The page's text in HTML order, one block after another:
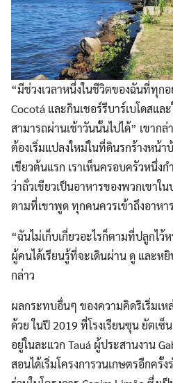
“มีช่วงเวลาหนึ่งในชีวิตของฉันที่ทุก
Cocotá และกินเชอร์รีบาร์เบโดสแล
สามารถผ่านเช้าวันนั้นไปได้” เขาก
ต้องเริ่มแปลงใหม่ในที่ดินรกร้างหน้า
เขียวต้นแรก เราเห็นครอบครัวหนึ่งก
ว่าถั่วเขียวเป็นอาหารของพวกเขาใ
ตามที่เขาพูด ทุกคนควรเข้าถึงอาห
“ฉันไม่เก็บเกี่ยวอะไรก็ตามที่ปลูกไ
ผู้คนได้เรียนรู้ที่จะเดินผ่าน ดู และห
กล่าว
ผลกระทบอื่นๆ ของความคิดริเริ่มเห
ด้วย ในปี 2019 ที่โรงเรียนซุน ยัตเซ็
อยู่ในละแวก Tauá ผู้ประสานงาน
สอนได้เริ่มโครงการวนเกษตรอีกครั้